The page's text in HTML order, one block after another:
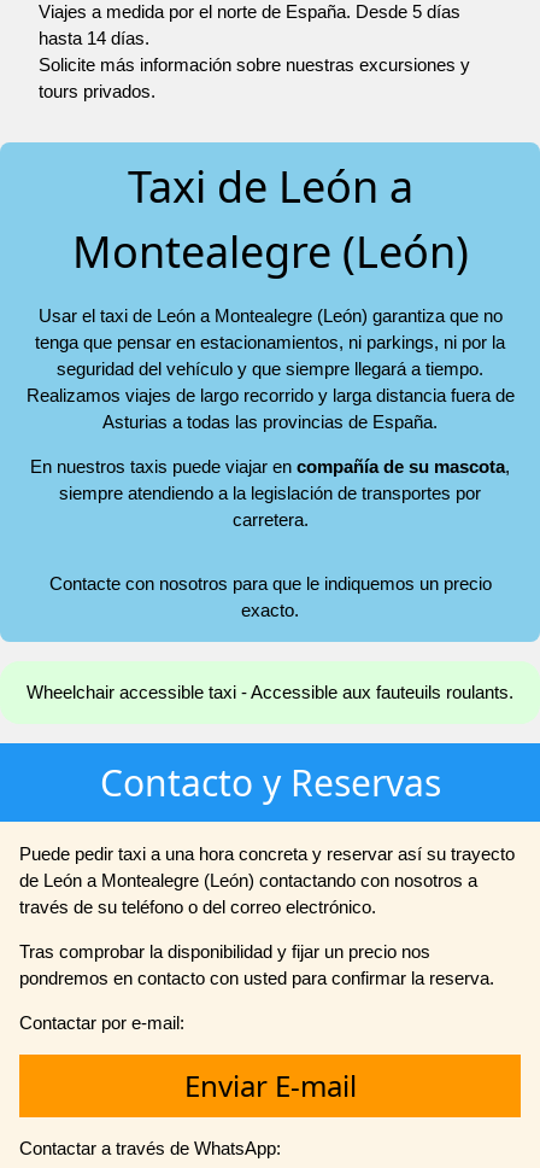
Viajes a medida por el norte de España. Desde 5 días
hasta 14 días.
Solicite más información sobre nuestras excursiones y
tours privados.
Taxi de León a
Montealegre (León)
Usar el taxi de León a Montealegre (León) garantiza que no
tenga que pensar en estacionamientos, ni parkings, ni por la
seguridad del vehículo y que siempre llegará a tiempo.
Realizamos viajes de largo recorrido y larga distancia fuera de
Asturias a todas las provincias de España.
En nuestros taxis puede viajar en compañía de su mascota,
siempre atendiendo a la legislación de transportes por
carretera.
Contacte con nosotros para que le indiquemos un precio
exacto.
Wheelchair accessible taxi - Accessible aux fauteuils roulants.
Contacto y Reservas
Puede pedir taxi a una hora concreta y reservar así su trayecto
de León a Montealegre (León) contactando con nosotros a
través de su teléfono o del correo electrónico.
Tras comprobar la disponibilidad y fijar un precio nos
pondremos en contacto con usted para confirmar la reserva.
Contactar por e-mail:
Enviar E-mail
Contactar a través de WhatsApp: